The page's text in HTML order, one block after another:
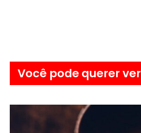
Você pode querer ver